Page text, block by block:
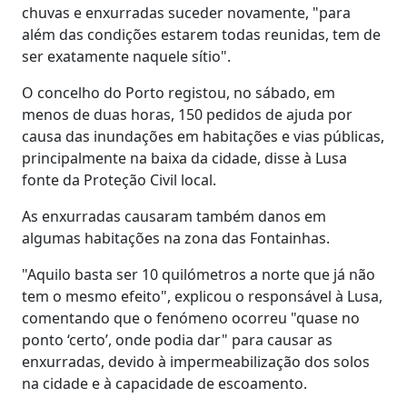
chuvas e enxurradas suceder novamente, "para
além das condições estarem todas reunidas, tem de
ser exatamente naquele sítio".
O concelho do Porto registou, no sábado, em
menos de duas horas, 150 pedidos de ajuda por
causa das inundações em habitações e vias públicas,
principalmente na baixa da cidade, disse à Lusa
fonte da Proteção Civil local.
As enxurradas causaram também danos em
algumas habitações na zona das Fontainhas.
"Aquilo basta ser 10 quilómetros a norte que já não
tem o mesmo efeito", explicou o responsável à Lusa,
comentando que o fenómeno ocorreu "quase no
ponto ‘certo’, onde podia dar" para causar as
enxurradas, devido à impermeabilização dos solos
na cidade e à capacidade de escoamento.